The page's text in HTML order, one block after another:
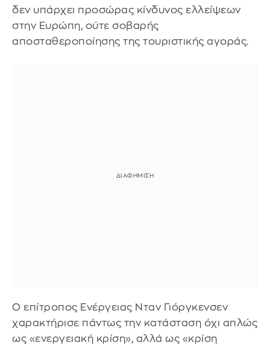
δεν υπάρχει προσώρας κίνδυνος ελλείψεων
στην Ευρώπη, ούτε σοβαρής
αποσταθεροποίησης της τουριστικής αγοράς.
Ο επίτροπος Ενέργειας Νταν Γιόργκενσεν
χαρακτήρισε πάντως την κατάσταση όχι απλώς
ως «ενεργειακή κρίση», αλλά ως «κρίση